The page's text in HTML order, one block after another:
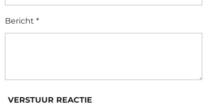
Bericht *
VERSTUUR REACTIE